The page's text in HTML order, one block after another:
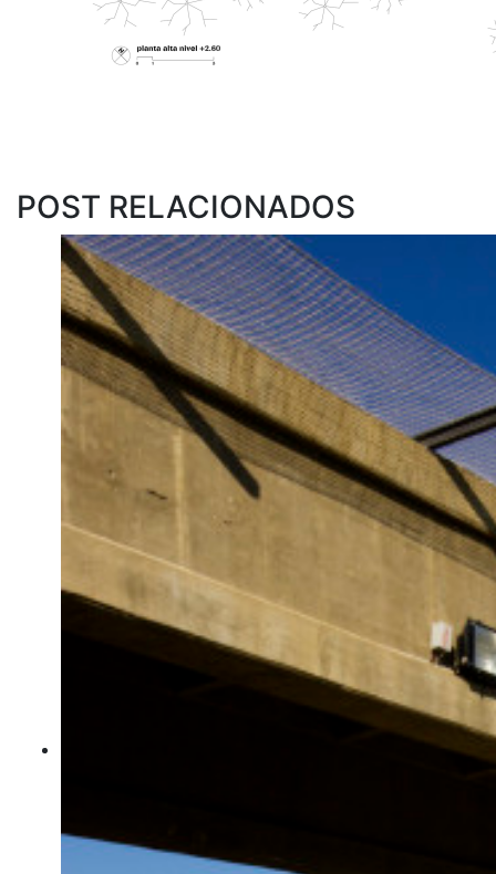
POST RELACIONADOS